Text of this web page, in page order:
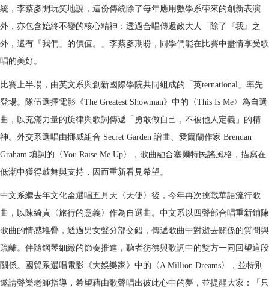
統，李蔡彥開玩笑地說，這份傳統除了每年應用數學系帶來的創新表演
外，亦包含始終不變的核心精神：透過合唱傳遞政大人「除了『我』之
外，還有『我們」的價值。」李蔡彥期盼，同學們能在比賽中盡情享受歌
唱的美好。
比賽上半場，由英文系與創新國際學院共同組成的「英ternational」率先
登場。隊伍選擇電影《The Greatest Showman》中的〈This Is Me〉為自選
曲，以充滿力量的旋律與歌詞傳遞「勇敢做自己，不被他人定義」的精
神。外交系選唱由挪威組合 Secret Garden 譜曲、愛爾蘭作家 Brendan
Graham 填詞的〈You Raise Me Up〉，歌曲融合塞爾特民謠風格，描寫在
低潮中獲得鼓舞與支持，因而重新看見希望。
中文系繼去年文化盃選唱五月天〈天使〉後，今年再次挑戰華語流行歌
曲，以陳綺貞〈旅行的意義〉作為自選曲。中文系以四聲部合唱重新鋪陳
歌曲的情感堆疊，透過男女聲分部交錯，傳遞歌曲中對逝去關係的質問與
疏離。伴隨鋼琴細緻的節奏推進，聽者彷彿與歌詞中的雙方一同回望這段
關係。國貿系選唱電影《大娛樂家》中的〈A Million Dreams〉，並特別
邀請聲樂老師指導，希望藉由歌聲唱出彼此心中的夢，並提醒大家：「只